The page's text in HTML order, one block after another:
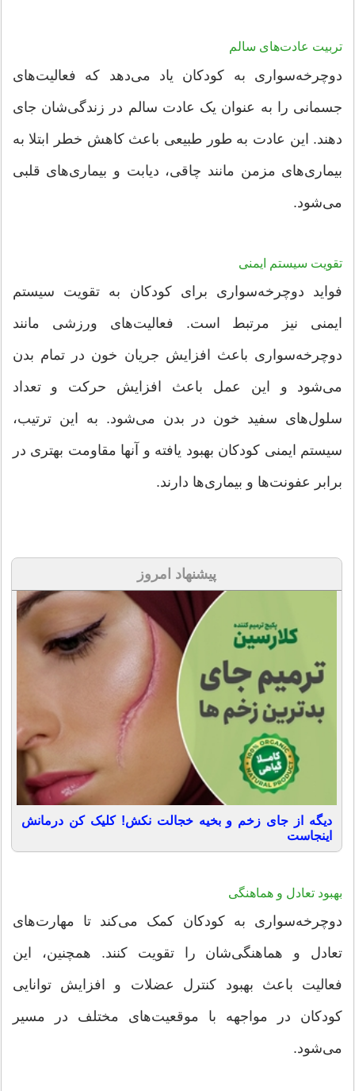
تربیت عادت‌های سالم
دوچرخه‌سواری به کودکان یاد می‌دهد که فعالیت‌های
جسمانی را به عنوان یک عادت سالم در زندگی‌شان جای
دهند. این عادت به طور طبیعی باعث کاهش خطر ابتلا به
بیماری‌های مزمن مانند چاقی، دیابت و بیماری‌های قلبی
می‌شود.
تقویت سیستم ایمنی
فواید دوچرخه‌سواری برای کودکان به تقویت سیستم
ایمنی نیز مرتبط است. فعالیت‌های ورزشی مانند
دوچرخه‌سواری باعث افزایش جریان خون در تمام بدن
می‌شود و این عمل باعث افزایش حرکت و تعداد
سلول‌های سفید خون در بدن می‌شود. به این ترتیب،
سیستم ایمنی کودکان بهبود یافته و آنها مقاومت بهتری در
برابر عفونت‌ها و بیماری‌ها دارند.
پیشنهاد امروز
دیگه از جای زخم و بخیه خجالت نکش! کلیک کن درمانش
اینجاست
بهبود تعادل و هماهنگی
دوچرخه‌سواری به کودکان کمک می‌کند تا مهارت‌های
تعادل و هماهنگی‌شان را تقویت کنند. همچنین، این
فعالیت باعث بهبود کنترل عضلات و افزایش توانایی
کودکان در مواجهه با موقعیت‌های مختلف در مسیر
می‌شود.